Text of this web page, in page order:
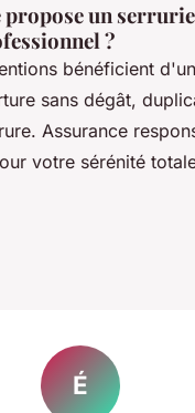
propose un
?
bénéficient
sans dégât,
Assurance
votre sérénité
É